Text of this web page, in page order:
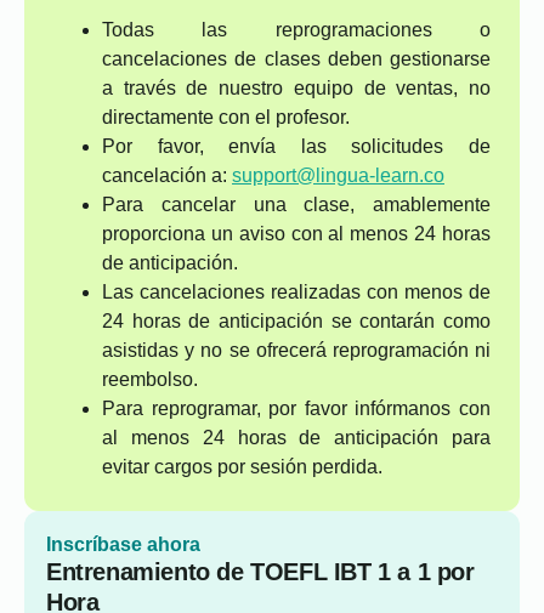
Todas las reprogramaciones o
cancelaciones de clases deben gestionarse
a través de nuestro equipo de ventas, no
directamente con el profesor.
Por favor, envía las solicitudes de
cancelación a: support@lingua-learn.co
Para cancelar una clase, amablemente
proporciona un aviso con al menos 24 horas
de anticipación.
Las cancelaciones realizadas con menos de
24 horas de anticipación se contarán como
asistidas y no se ofrecerá reprogramación ni
reembolso.
Para reprogramar, por favor infórmanos con
al menos 24 horas de anticipación para
evitar cargos por sesión perdida.
Inscríbase ahora
Entrenamiento de TOEFL IBT 1 a 1 por
Hora